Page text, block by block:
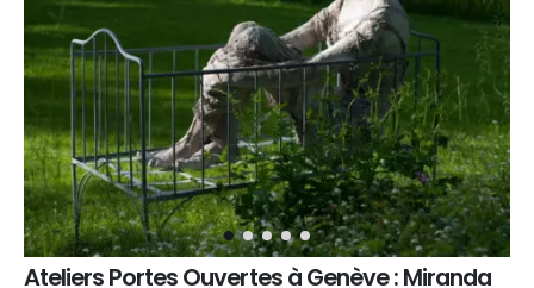
Ateliers Portes Ouvertes à Genève : Miranda